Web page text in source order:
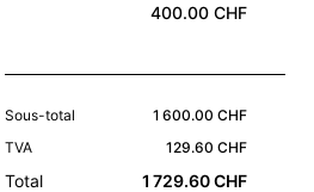
400.00 CHF
Sous-total
1 600.00 CHF
TVA
129.60 CHF
Total 1 729.60 CHF